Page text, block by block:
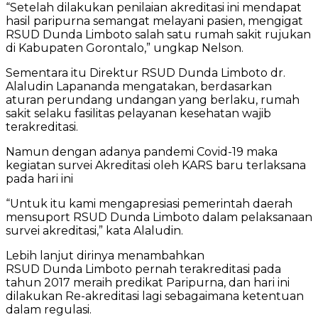
“Setelah dilakukan penilaian akreditasi ini mendapat
hasil paripurna semangat melayani pasien, mengigat
RSUD Dunda Limboto salah satu rumah sakit rujukan
di Kabupaten Gorontalo,” ungkap Nelson.
Sementara itu Direktur RSUD Dunda Limboto dr.
Alaludin Lapananda mengatakan, berdasarkan
aturan perundang undangan yang berlaku, rumah
sakit selaku fasilitas pelayanan kesehatan wajib
terakreditasi.
Namun dengan adanya pandemi Covid-19 maka
kegiatan survei Akreditasi oleh KARS baru terlaksana
pada hari ini
“Untuk itu kami mengapresiasi pemerintah daerah
mensuport RSUD Dunda Limboto dalam pelaksanaan
survei akreditasi,” kata Alaludin.
Lebih lanjut dirinya menambahkan
RSUD Dunda Limboto pernah terakreditasi pada
tahun 2017 meraih predikat Paripurna, dan hari ini
dilakukan Re-akreditasi lagi sebagaimana ketentuan
dalam regulasi.